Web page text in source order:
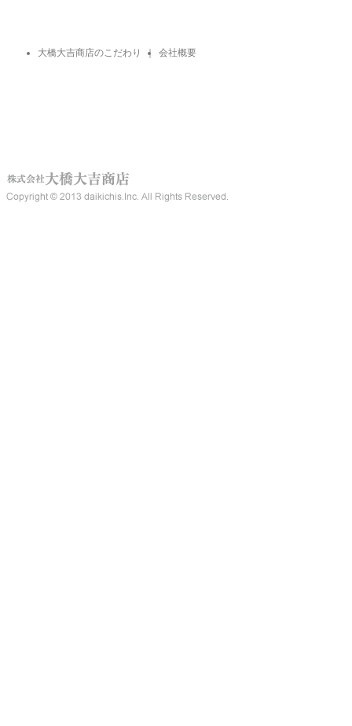
大橋大吉商店のこだわり ｜ 会社概要